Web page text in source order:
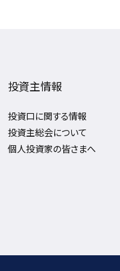
投資主情報
投資口に関する情報
投資主総会について
個人投資家の皆さまへ